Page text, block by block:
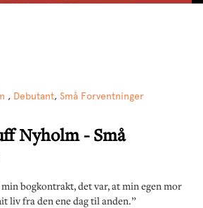
, Debutant, Små Forventninger
Nyholm - Små
bogkontrakt, det var, at min egen mor
liv fra den ene dag til anden.”